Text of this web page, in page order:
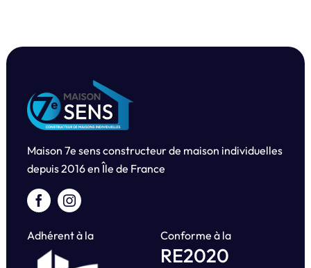
Maison 7e sens constructeur de maison individuelles
depuis2016 en Île de France
Adhérent à la Conforme à la
RE2020